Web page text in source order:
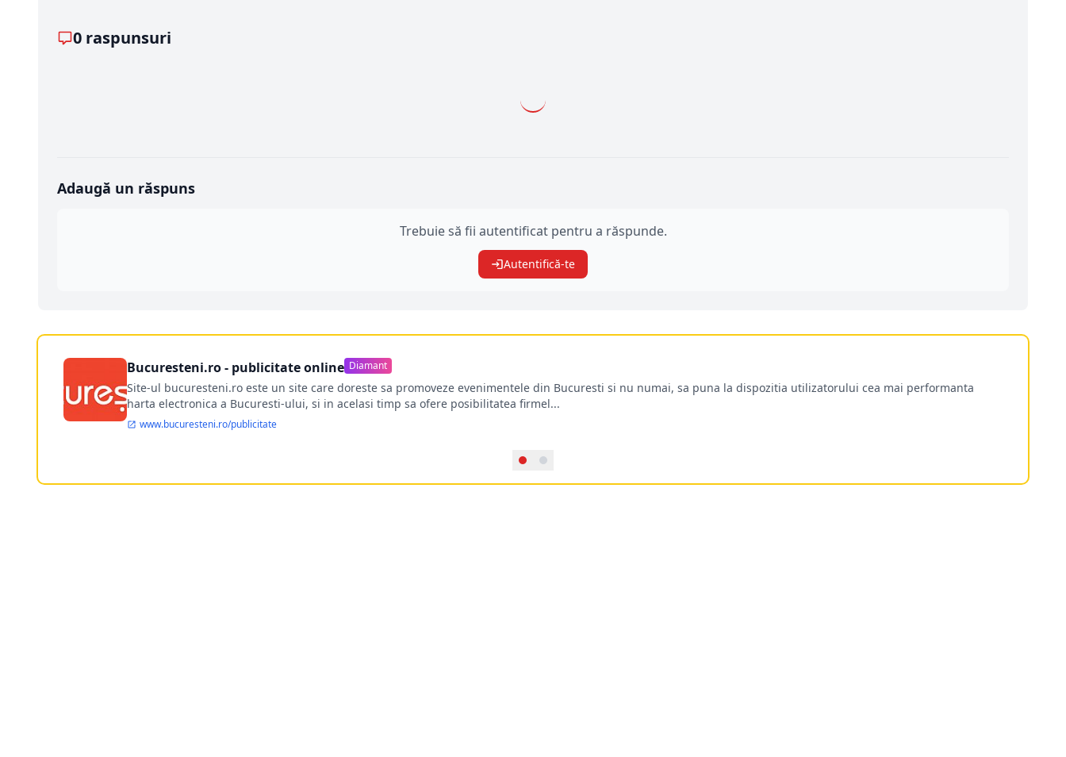
0 raspunsuri
Adaugă un răspuns
Trebuie să fii autentificat pentru a răspunde.
Autentifică-te
Bucuresteni.ro - publicitate online Diamant
Site-ul bucuresteni.ro este un site care doreste sa promoveze evenimentele din Bucuresti si nu numai, sa puna la dispozitia utilizatorului cea mai performanta
harta electronica a Bucuresti-ului, si in acelasi timp sa ofere posibilitatea firmel...
www.bucuresteni.ro/publicitate